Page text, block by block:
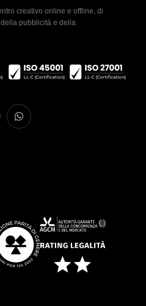
creativo online e offline, di
pubblicità e della